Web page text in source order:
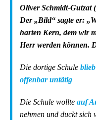
Oliver Schmidt-Gutzat
Der „Bild“ sagte er:
harten Kern, dem wir
Herr werden können.
Die dortige Schule
offenbar untätig
Die Schule wollte auf
nehmen und duckt sich